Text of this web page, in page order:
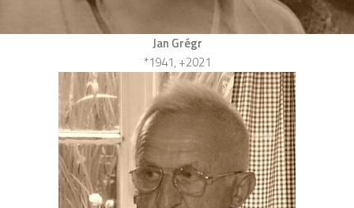
Jan Grégr
*1941, +2021